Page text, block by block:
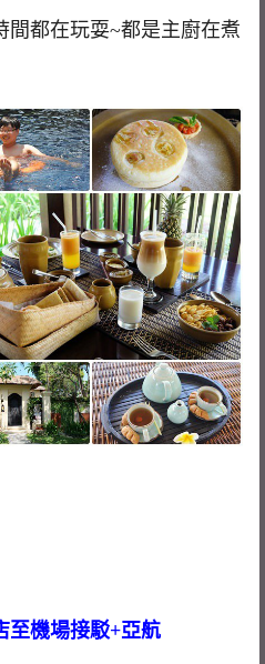
間都在玩耍~都是主廚在煮
至機場接駁+亞航